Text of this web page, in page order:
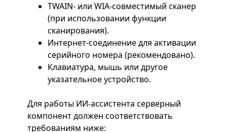
TWAIN- или WIA-совместимый сканер
(при использовании функции
сканирования).
Интернет-соединение для активации
серийного номера (рекомендовано).
Клавиатура, мышь или другое
указательное устройство.
Для работы ИИ-ассистента серверный
компонент должен соответствовать
требованиям ниже: